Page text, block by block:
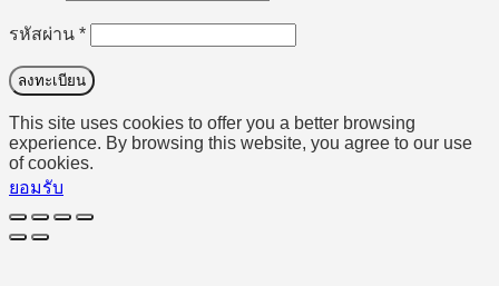
รหัสผ่าน *ต้องการ
ลงทะเบียน
This site uses cookies to offer you a better browsing
experience. By browsing this website, you agree to our use
of cookies.
ยอมรับ